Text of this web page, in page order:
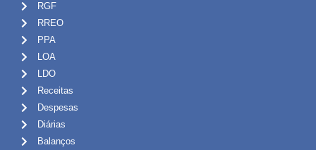
RGF
RREO
PPA
LOA
LDO
Receitas
Despesas
Diárias
Balanços